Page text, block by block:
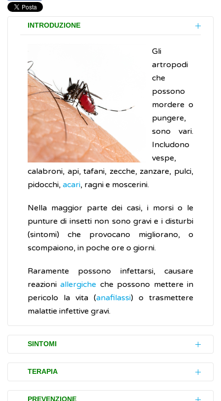
INTRODUZIONE
Gli
artropodi
che
possono
mordere o
pungere,
sono vari.
Includono
vespe,
calabroni, api, tafani, zecche, zanzare, pulci,
pidocchi, acari, ragni e moscerini.
Nella maggior parte dei casi, i morsi o le
punture di insetti non sono gravi e i disturbi
(sintomi) che provocano migliorano, o
scompaiono, in poche ore o giorni.
Raramente possono infettarsi, causare
reazioniallergiche che possono mettere in
pericolo la vita (anafilassi) o trasmettere
malattie infettive gravi.
SINTOMI
I morsi e le punture di insetti, di solito,
causano un rigonfiamento rossastro della
cute, talvolta doloroso e/o pruriginoso.
TERAPIA
In caso di morso o puntura di insetto è
PREVENZIONE